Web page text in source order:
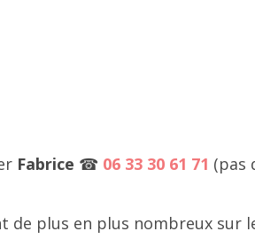
Fabrice ☎ 06 33 30 61 71 (pas
de plus en plus nombreux sur